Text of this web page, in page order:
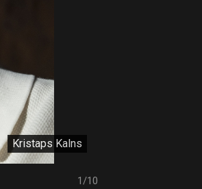
Kristaps Kalns
1/10